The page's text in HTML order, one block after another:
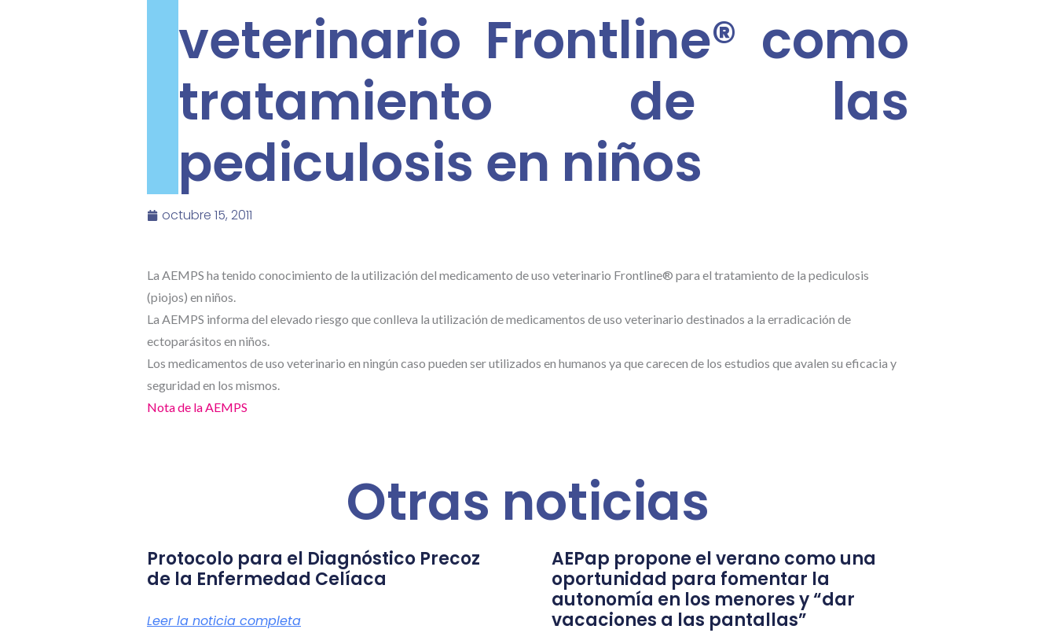
veterinario Frontline® como
tratamiento de las
pediculosis en niños
octubre 15, 2011
La AEMPS ha tenido conocimiento de la utilización del medicamento de uso veterinario Frontline® para el tratamiento de la pediculosis
(piojos) en niños.
La AEMPS informa del elevado riesgo que conlleva la utilización de medicamentos de uso veterinario destinados a la erradicación de
ectoparásitos en niños.
Los medicamentos de uso veterinario en ningún caso pueden ser utilizados en humanos ya que carecen de los estudios que avalen su eficacia y
seguridad en los mismos.
Nota de la AEMPS
Otras noticias
Protocolo para el Diagnóstico Precoz
de la Enfermedad Celíaca
Leer la noticia completa
AEPap propone el verano como una
oportunidad para fomentar la
autonomía en los menores y “dar
vacaciones a las pantallas”